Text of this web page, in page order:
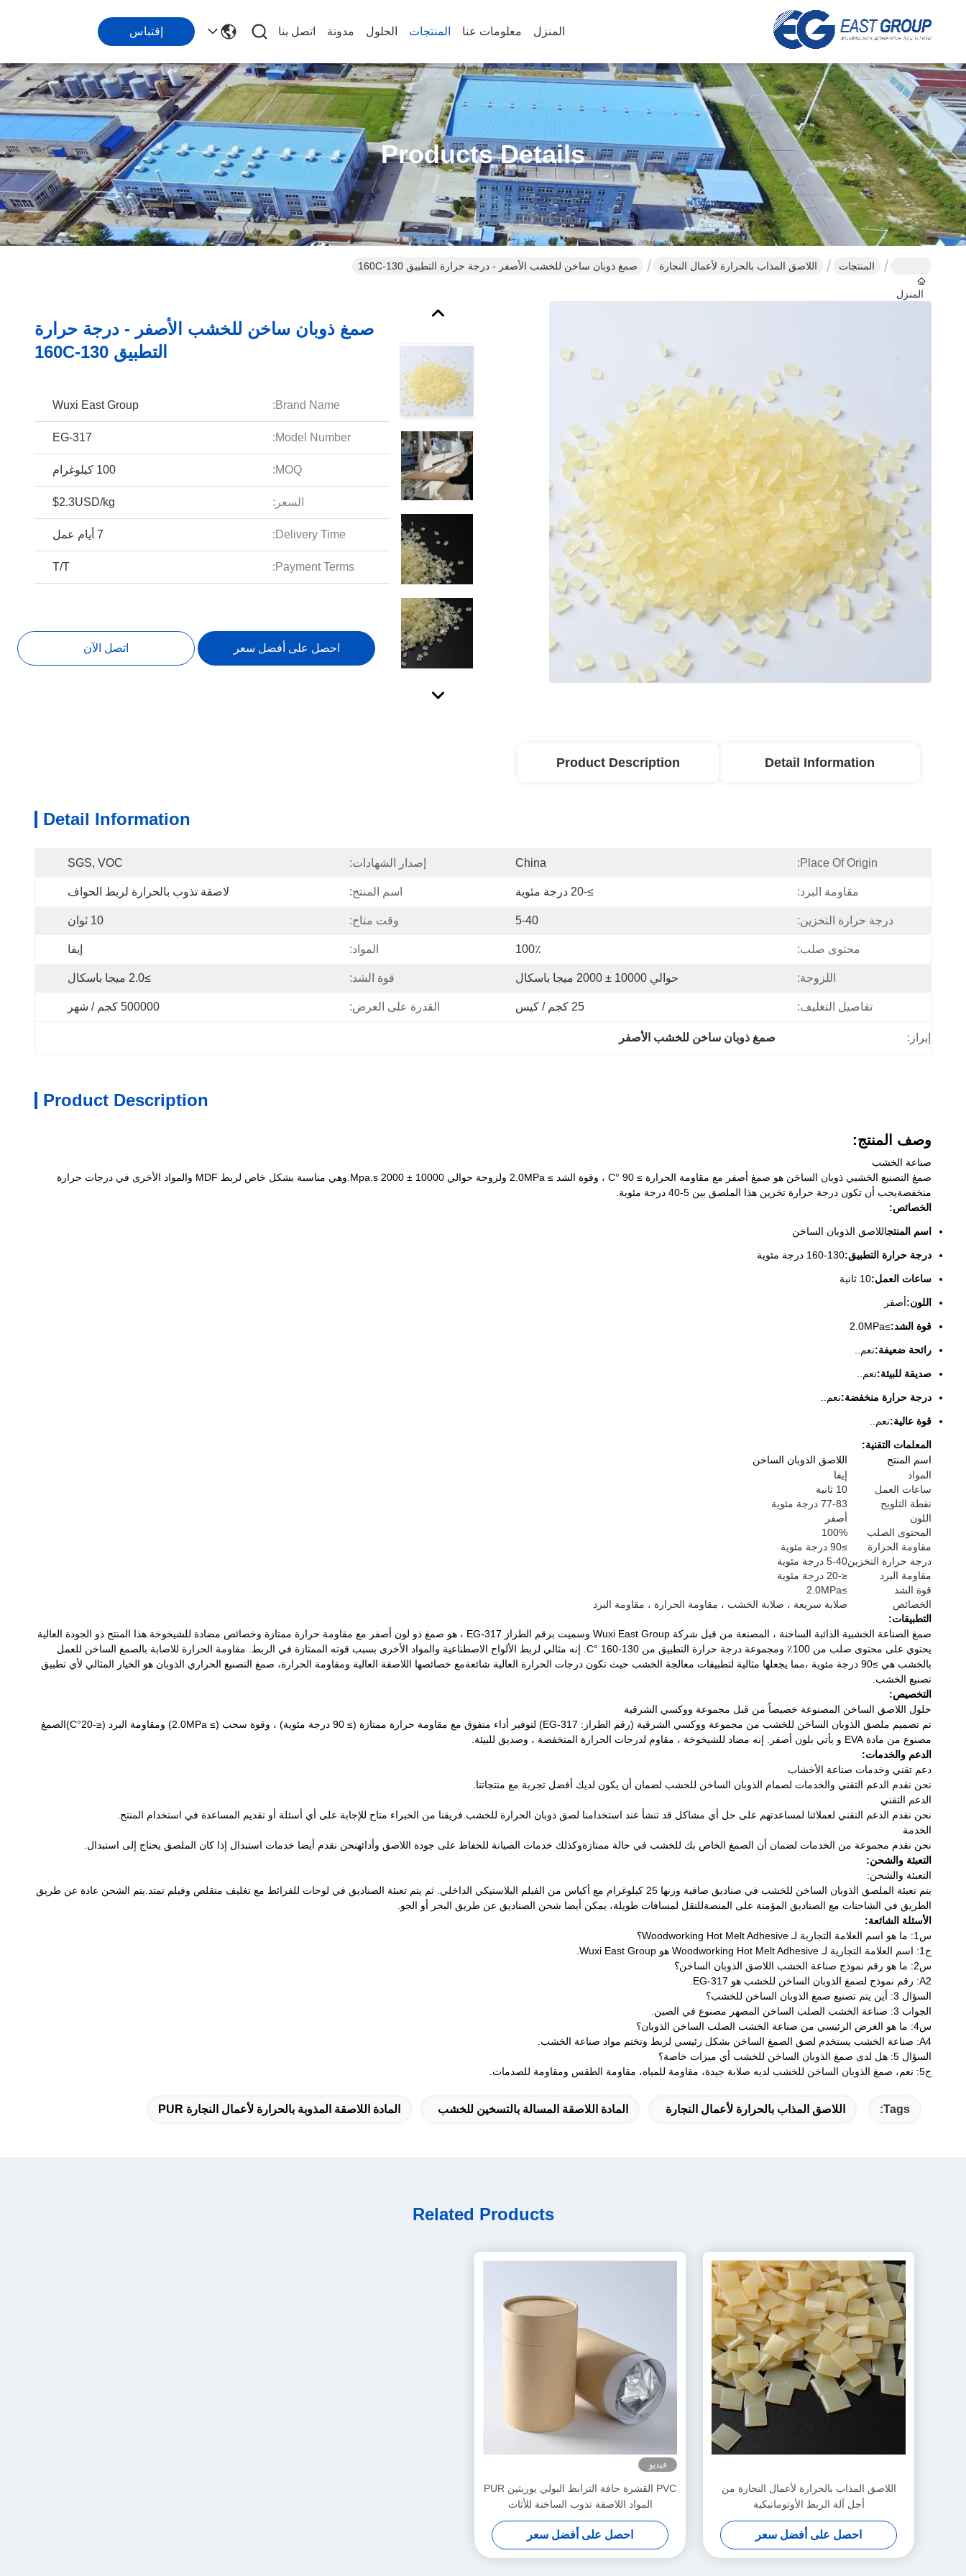
المنزل معلومات عنا المنتجات الحلول مدونة اتصل بنا إقتباس
Products Details
المنزل
المنتجات اللاصق المذاب بالحرارة لأعمال النجارة صمغ ذوبان ساخن للخشب الأصفر - درجة حرارة التطبيق 130-160C
صمغ ذوبان ساخن للخشب الأصفر - درجة حرارة
التطبيق 130-160C
Brand Name:
Wuxi East Group
Model Number:
EG-317
MOQ: 100 كيلوغرام
السعر: $2.3USD/kg
Delivery Time: 7 أيام عمل
Payment Terms:
T/T
احصل على أفضل سعر اتصل الآن
Detail Information
Product Description
Detail Information
Place Of Origin:
China إصدار الشهادات: SGS, VOC
مقاومة البرد: ≥-20 درجة مئوية اسم المنتج: لاصقة تذوب بالحرارة لربط الحواف
درجة حرارة التخزين: 5-40 وقت متاح: 10 ثوان
محتوى صلب: 100٪ المواد: إيفا
اللزوجة: حوالي 10000 ± 2000 ميجا باسكال قوة الشد: ≥2.0 ميجا باسكال
تفاصيل التغليف: 25 كجم / كيس القدرة على العرض: 500000 كجم / شهر
إبراز: صمغ ذوبان ساخن للخشب الأصفر
Product Description
وصف المنتج:
صناعة الخشب
صمغ التصنيع الخشبي ذوبان الساخن هو صمغ أصفر مع مقاومة الحرارة ≥ 90 °C ، وقوة الشد ≥ 2.0MPa ولزوجة حوالي 10000 ± 2000 Mpa.s.وهي مناسبة بشكل خاص لربط MDF والمواد الأخرى في درجات حرارة
منخفضةيجب أن تكون درجة حرارة تخزين هذا الملصق بين 5-40 درجة مئوية.
الخصائص:
اسم المنتجاللاصق الذوبان الساخن
درجة حرارة التطبيق:130-160 درجة مئوية
ساعات العمل:10 ثانية
اللون:أصفر
قوة الشد:≥2.0MPa
رائحة ضعيفة:نعم..
صديقة للبيئة:نعم..
درجة حرارة منخفضة:نعم..
قوة عالية:نعم..
المعلمات التقنية:
اسم المنتج
اللاصق الذوبان الساخن
المواد
إيفا
ساعات العمل
10 ثانية
نقطة التلويح
77-83 درجة مئوية
اللون
أصفر
المحتوى الصلب
100%
مقاومة الحرارة
≥90 درجة مئوية
درجة حرارة التخزين5-40 درجة مئوية
مقاومة البرد
≤-20 درجة مئوية
قوة الشد
≥2.0MPa
الخصائص
صلابة سريعة ، صلابة الخشب ، مقاومة الحرارة ، مقاومة البرد
التطبيقات:
صمغ الصناعة الخشبية الذائبة الساخنة ، المصنعة من قبل شركة Wuxi East Group وسميت برقم الطراز EG-317 ، هو صمغ ذو لون أصفر مع مقاومة حرارة ممتازة وخصائص مضادة للشيخوخة.هذا المنتج ذو الجودة العالية
يحتوي على محتوى صلب من 100٪ ومجموعة درجة حرارة التطبيق من 130-160 °C. إنه مثالي لربط الألواح الاصطناعية والمواد الأخرى بسبب قوته الممتازة في الربط. مقاومة الحرارة للاصابة بالصمغ الساخن للعمل
بالخشب هي ≥90 درجة مئوية ،مما يجعلها مثالية لتطبيقات معالجة الخشب حيث تكون درجات الحرارة العالية شائعةمع خصائصها اللاصقة العالية ومقاومة الحرارة، صمغ التصنيع الحراري الذوبان هو الخيار المثالي لأي تطبيق
تصنيع الخشب.
التخصيص:
حلول اللاصق الساخن المصنوعة خصيصاً من قبل مجموعة ووكسي الشرقية
تم تصميم ملصق الذوبان الساخن للخشب من مجموعة ووكسي الشرقية (رقم الطراز: EG-317) لتوفير أداء متفوق مع مقاومة حرارة ممتازة (≥ 90 درجة مئوية) ، وقوة سحب (≥ 2.0MPa) ومقاومة البرد (≤-20°C)الصمغ
مصنوع من مادة EVA و يأتي بلون أصفر. إنه مضاد للشيخوخة ، مقاوم لدرجات الحرارة المنخفضة ، وصديق للبيئة.
الدعم والخدمات:
دعم تقني وخدمات صناعة الأخشاب
نحن نقدم الدعم التقني والخدمات لصمام الذوبان الساخن للخشب لضمان أن يكون لديك أفضل تجربة مع منتجاتنا.
الدعم التقني
نحن نقدم الدعم التقني لعملائنا لمساعدتهم على حل أي مشاكل قد تنشأ عند استخدامنا لصق ذوبان الحرارة للخشب.فريقنا من الخبراء متاح للإجابة على أي أسئلة أو تقديم المساعدة في استخدام المنتج.
الخدمة
نحن نقدم مجموعة من الخدمات لضمان أن الصمغ الخاص بك للخشب في حالة ممتازةوكذلك خدمات الصيانة للحفاظ على جودة اللاصق وأدائهنحن نقدم أيضا خدمات استبدال إذا كان الملصق يحتاج إلى استبدال.
التعبئة والشحن:
التعبئة والشحن:
يتم تعبئة الملصق الذوبان الساخن للخشب في صناديق صافية وزنها 25 كيلوغرام مع أكياس من الفيلم البلاستيكي الداخلي. ثم يتم تعبئة الصناديق في لوحات للفرائط مع تغليف متقلص وفيلم تمتد.يتم الشحن عادة عن طريق
الطريق في الشاحنات مع الصناديق المؤمنة على المنصةللنقل لمسافات طويلة، يمكن أيضا شحن الصناديق عن طريق البحر أو الجو.
الأسئلة الشائعة:
س1: ما هو اسم العلامة التجارية لـ Woodworking Hot Melt Adhesive؟
ج1: اسم العلامة التجارية لـ Woodworking Hot Melt Adhesive هو Wuxi East Group.
س2: ما هو رقم نموذج صناعة الخشب اللاصق الذوبان الساخن؟
A2: رقم نموذج لصمغ الذوبان الساخن للخشب هو EG-317.
السؤال 3: أين يتم تصنيع صمغ الذوبان الساخن للخشب؟
الجواب 3: صناعة الخشب الصلب الساخن المصهر مصنوع في الصين.
س4: ما هو الغرض الرئيسي من صناعة الخشب الصلب الساخن الذوبان؟
A4: صناعة الخشب يستخدم لصق الصمغ الساخن بشكل رئيسي لربط وتختم مواد صناعة الخشب.
السؤال 5: هل لدى صمغ الذوبان الساخن للخشب أي ميزات خاصة؟
ج5: نعم، صمغ الذوبان الساخن للخشب لديه صلابة جيدة، مقاومة للمياه، مقاومة الطقس ومقاومة للصدمات.
Tags: اللاصق المذاب بالحرارة لأعمال النجارة المادة اللاصقة المسالة بالتسخين للخشب المادة اللاصقة المذوبة بالحرارة لأعمال النجارة PUR
Related Products
اللاصق المذاب بالحرارة لأعمال النجارة من
أجل آلة الربط الأوتوماتيكية
احصل على أفضل سعر
فيديو
PVC القشرة حافة الترابط البولي يوريثين PUR
المواد اللاصقة تذوب الساخنة للأثاث
احصل على أفضل سعر